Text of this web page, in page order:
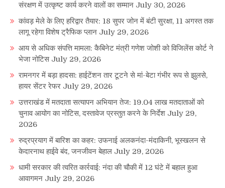
संरक्षण में उत्कृष्ट कार्य करने वालों का सम्मान July 30, 2026
कांवड़ मेले के लिए हरिद्वार तैयार: 18 सुपर जोन में बंटी सुरक्षा, 11 अगस्त तक
लागू रहेगा विशेष ट्रैफिक प्लान July 29, 2026
आय से अधिक संपत्ति मामला: कैबिनेट मंत्री गणेश जोशी को विजिलेंस कोर्ट ने
भेजा नोटिस July 29, 2026
रामनगर में बड़ा हादसा: हाईटेंशन तार टूटने से मां-बेटा गंभीर रूप से झुलसे,
हायर सेंटर रेफर July 29, 2026
उत्तराखंड में मतदाता सत्यापन अभियान तेज: 19.04 लाख मतदाताओं को
चुनाव आयोग का नोटिस, दस्तावेज प्रस्तुत करने के निर्देश July 29,
2026
रुद्रप्रयाग में बारिश का कहर: उफनाई अलकनंदा-मंदाकिनी, भूस्खलन से
केदारनाथ हाईवे बंद, जनजीवन बेहाल July 29, 2026
धामी सरकार की त्वरित कार्रवाई: नंदा की चौकी में 12 घंटे में बहाल हुआ
आवागमन July 29, 2026